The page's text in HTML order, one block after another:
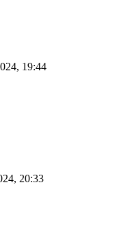
19:44
20:33